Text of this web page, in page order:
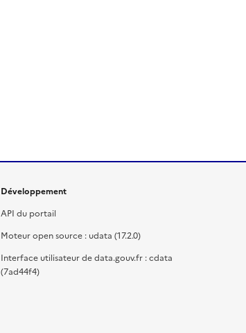
Développement
API du portail
Moteur open source : udata (17.2.0)
Interface utilisateur de data.gouv.fr : cdata
(7ad44f4)